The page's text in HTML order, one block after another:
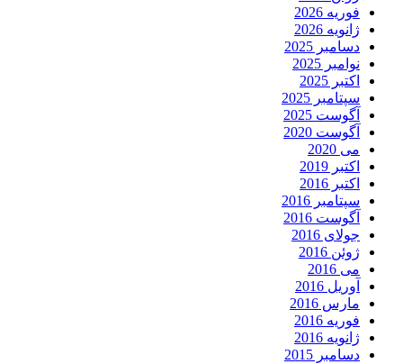
فوریه 2026
ژانویه 2026
دسامبر 2025
نوامبر 2025
اکتبر 2025
سپتامبر 2025
آگوست 2025
آگوست 2020
می 2020
اکتبر 2019
اکتبر 2016
سپتامبر 2016
آگوست 2016
جولای 2016
ژوئن 2016
می 2016
آوریل 2016
مارس 2016
فوریه 2016
ژانویه 2016
دسامبر 2015